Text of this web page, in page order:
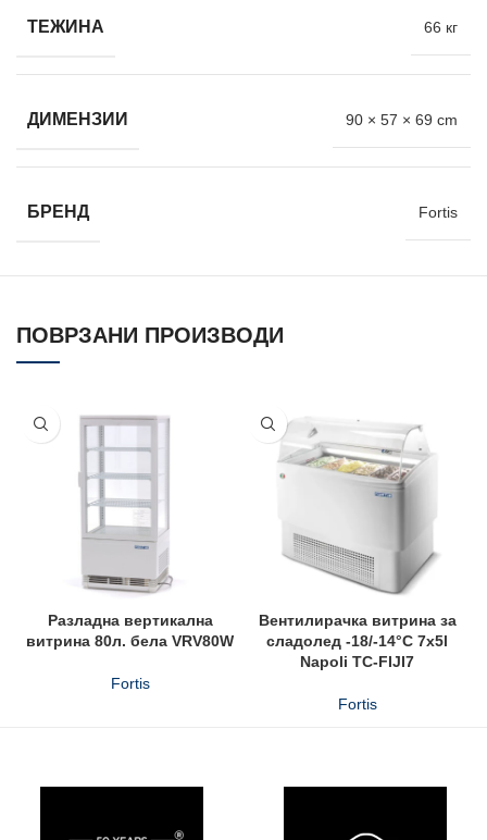
ТЕЖИНА 66 кг
ДИМЕНЗИИ 90 × 57 × 69 cm
БРЕНД Fortis
ПОВРЗАНИ ПРОИЗВОДИ
Разладна вертикална
витрина 80л. бела VRV80W
Fortis
Вентилирачка витрина за
сладолед -18/-14°C 7x5l
Napoli TC-FIJI7
Fortis